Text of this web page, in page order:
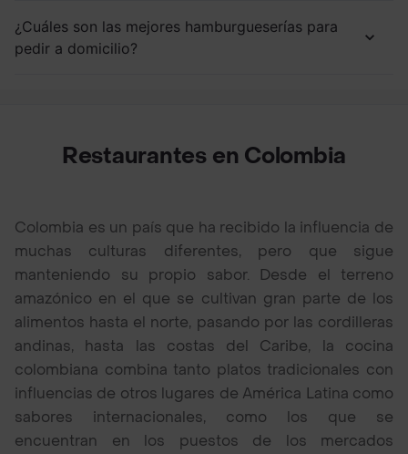
¿Cuáles son las mejores hamburgueserías para
pedir a domicilio?
Restaurantes en Colombia
Colombia es un país que ha recibido la influencia de
muchas culturas diferentes, pero que sigue
manteniendo su propio sabor. Desde el terreno
amazónico en el que se cultivan gran parte de los
alimentos hasta el norte, pasando por las cordilleras
andinas, hasta las costas del Caribe, la cocina
colombiana combina tanto platos tradicionales con
influencias de otros lugares de América Latina como
sabores internacionales, como los que se
encuentran en los puestos de los mercados